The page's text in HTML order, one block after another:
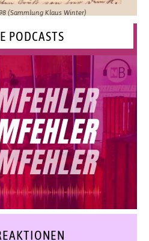
(Sammlung Klaus Winter)
PODCASTS